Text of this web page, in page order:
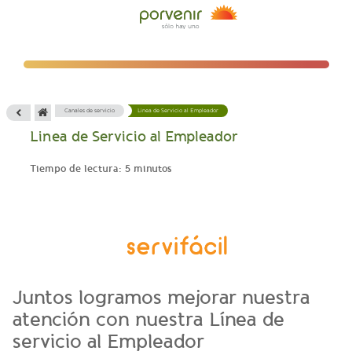
Canales de servicio Linea de Servicio al Empleador
Linea de Servicio al Empleador
Tiempo de lectura: 5 minutos
Juntos logramos mejorar nuestra
atención con nuestra Línea de
servicio al Empleador